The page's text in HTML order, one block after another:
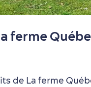
ferme
de La ferme